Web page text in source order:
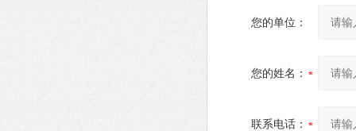
您的单位：
您的姓名：
联系电话：